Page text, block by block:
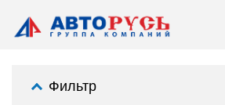
Фильтр